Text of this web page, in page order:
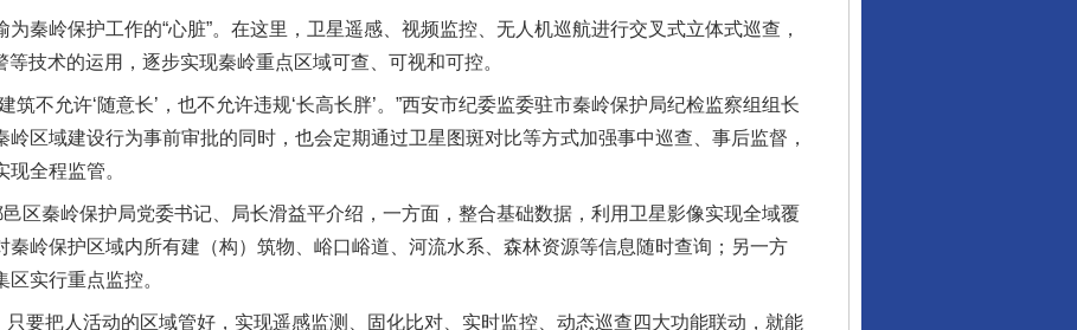
岭保护工作的“心脏”。在这里，卫星遥感、视频监控、无人机巡航进行交叉式立体式巡查，
技术的运用，逐步实现秦岭重点区域可查、可视和可控。
不允许‘随意长’，也不允许违规‘长高长胖’。”西安市纪委监委驻市秦岭保护局纪检监察组组长
区域建设行为事前审批的同时，也会定期通过卫星图斑对比等方式加强事中巡查、事后监督，
全程监管。
秦岭保护局党委书记、局长滑益平介绍，一方面，整合基础数据，利用卫星影像实现全域覆
秦岭保护区域内所有建（构）筑物、峪口峪道、河流水系、森林资源等信息随时查询；另一方
实行重点监控。
要把人活动的区域管好，实现遥感监测、固化比对、实时监控、动态巡查四大功能联动，就能